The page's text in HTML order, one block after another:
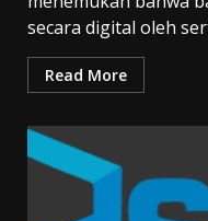
secara digital oleh
Read More